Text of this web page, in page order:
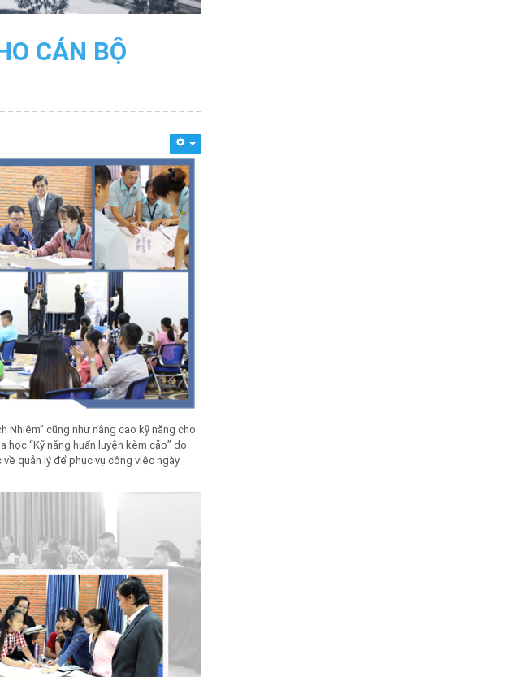
CÁN BỘ
Nhiệm” cũng như nâng cao kỹ năng cho
học “Kỹ năng huấn luyện kèm cặp” do
quản lý để phục vụ công việc ngày